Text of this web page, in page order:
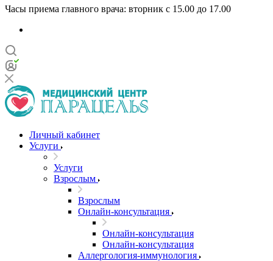
Часы приема главного врача: вторник с 15.00 до 17.00
Личный кабинет
Услуги
Услуги
Взрослым
Взрослым
Онлайн-консультация
Онлайн-консультация
Онлайн-консультация
Аллергология-иммунология